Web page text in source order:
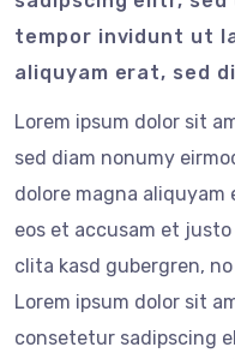
tempor invidunt ut
aliquyam erat, sed
Lorem ipsum dolor sit
sed diam nonumy
dolore magna
eos et accusam et
clita kasd gubergren,
Lorem ipsum dolor sit
consetetur sadipscing